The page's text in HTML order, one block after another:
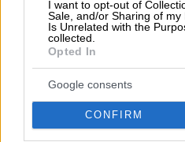
I want to opt-out of
Sale, and/or Sharing of
Is Unrelated with the
collected.
Opted In
Google consents
CONFIRM
Διαφήμιση στα social media
Σχετικά με το vrisko.gr
Vrisko.gr (About Us)
Πολιτική Προστασίας
Ραντεβού με Γιατρό